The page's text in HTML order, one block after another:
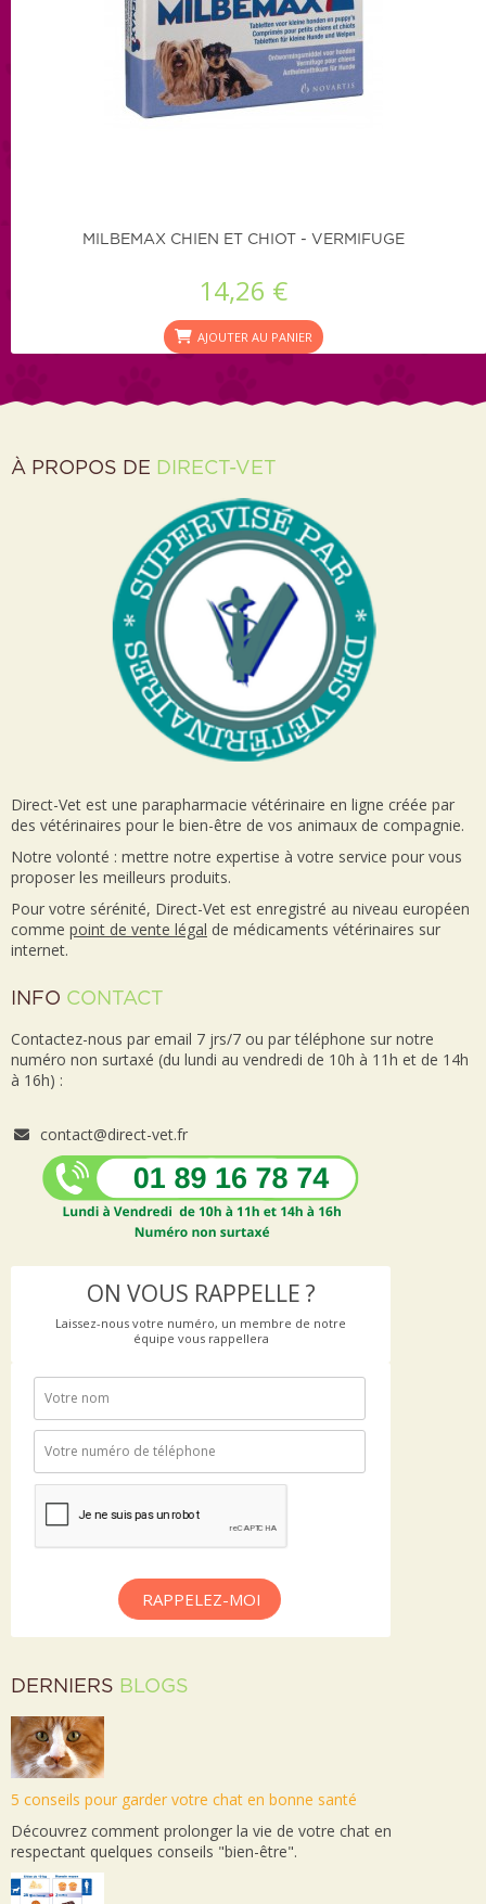
MILBEMAX CHIEN ET CHIOT - VERMIFUGE
14,26 €
AJOUTER AU PANIER
À PROPOS DE DIRECT-VET
Direct-Vet est une parapharmacie vétérinaire en ligne créée par
des vétérinaires pour le bien-être de vos animaux de compagnie.
Notre volonté : mettre notre expertise à votre service pour vous
proposer les meilleurs produits.
Pour votre sérénité, Direct-Vet est enregistré au niveau européen
comme point de vente légal de médicaments vétérinaires sur
internet.
INFO CONTACT
Contactez-nous par email 7 jrs/7 ou par téléphone sur notre
numéro non surtaxé (du lundi au vendredi de 10h à 11h et de 14h
à 16h) :
contact@direct-vet.fr
ON VOUS RAPPELLE ?
Laissez-nous votre numéro, un membre de notre
équipe vous rappellera
RAPPELEZ-MOI
DERNIERS BLOGS
5 conseils pour garder votre chat en bonne santé
Découvrez comment prolonger la vie de votre chat en
respectant quelques conseils "bien-être".